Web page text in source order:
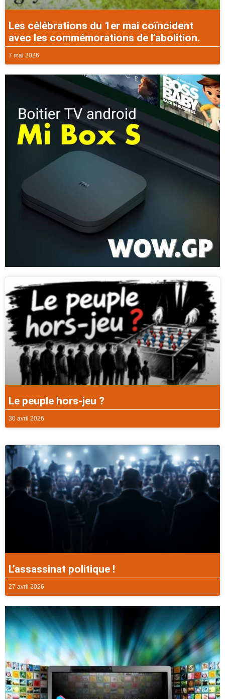
Les célébrations du 1er mai coïncident
avec les commémorations de l’abolition.
7 mai 2026
Le peuple hors-jeu ?
30 avril 2026
L’assassinat politique !
27 avril 2026